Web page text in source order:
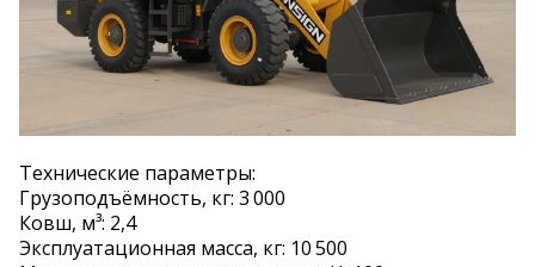
Технические параметры:
Грузоподъёмность, кг: 3 000
Ковш, м³: 2,4
Эксплуатационная масса, кг: 10 500